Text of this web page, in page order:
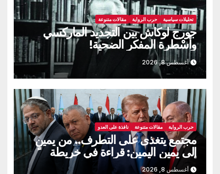
تحليلات سياسية حرب الرواية مقالات متنوعة
جورج لوكاش بين التجديد الماركسي
وأسْطرة المفكر الضحية!
أغسطس 8, 2026
حرب الرواية مقالات متنوعة نافذة على العدو
مجتمع يتغذى على التطرف.. من يمينٍ
إلى يمين اليمين: قراءة في خريطة
الانتخابات “الإسرائيلية” المقبلة
أغسطس 8, 2026